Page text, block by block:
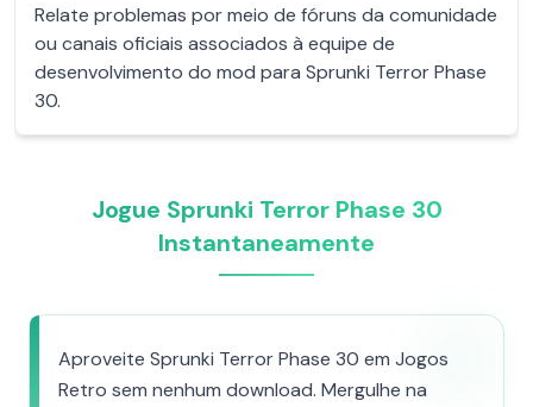
Relate problemas por meio de fóruns da comunidade
ou canais oficiais associados à equipe de
desenvolvimento do mod para Sprunki Terror Phase
30.
Jogue Sprunki Terror Phase 30
Instantaneamente
Aproveite Sprunki Terror Phase 30 em Jogos
Retro sem nenhum download. Mergulhe na